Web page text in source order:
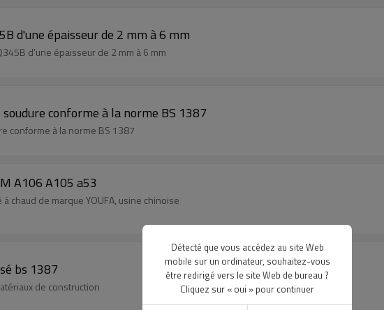
d'une épaisseur de 2 mm à 6 mm
d'une épaisseur de 2 mm à 6 mm
conforme à la norme BS 1387
conforme à la norme BS 1387
A106 A105 a53
chaud de marque YOUFA, usine chinoise
bs 1387
de construction
Détecté que vous accédez au site Web
mobile sur un ordinateur, souhaitez-vous
être redirigé vers le site Web de bureau ?
Cliquez sur « oui » pour continuer